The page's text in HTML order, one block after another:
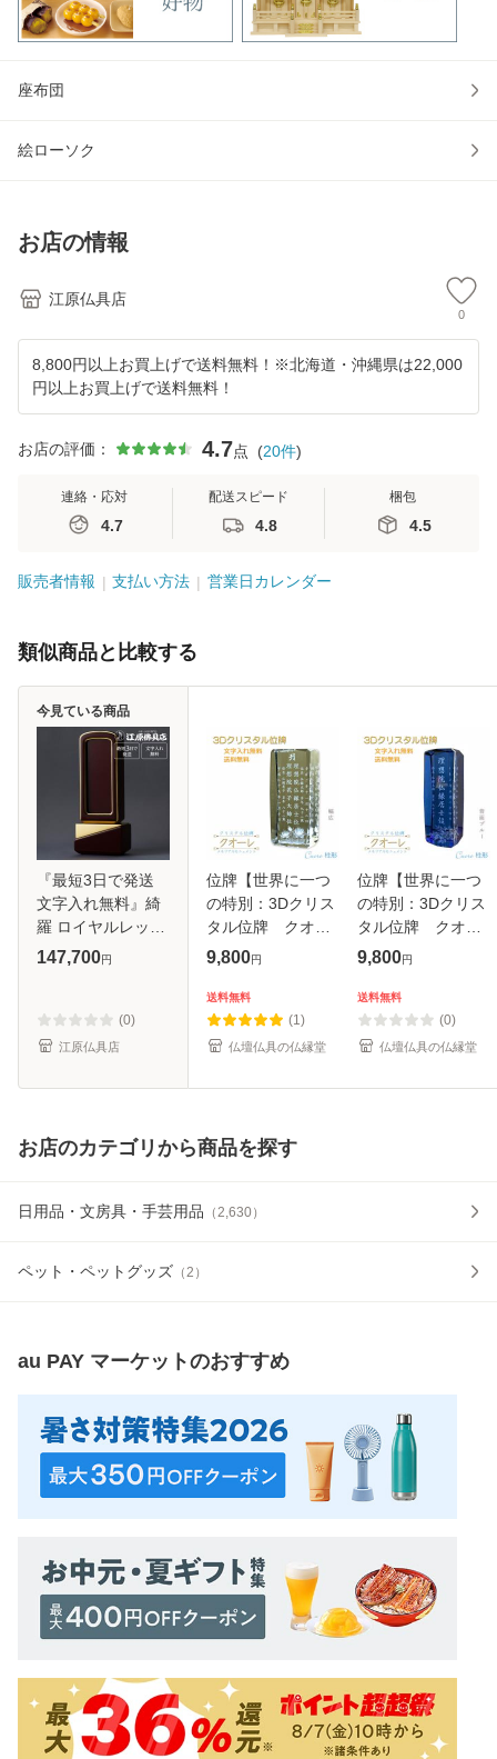
座布団
絵ローソク
お店の情報
江原仏具店
0
8,800円以上お買上げで送料無料！※北海道・沖縄県は22,000
円以上お買上げで送料無料！
お店の評価： 4.7点 (20件)
連絡・応対
4.7
配送スピード
4.8
梱包
4.5
販売者情報 支払い方法 営業日カレンダー
類似商品と比較する
『最短3日で発送
文字入れ無料』綺
羅 ロイヤルレッド
回出 繰出 5.0寸 塗
147,700円
(0)
江原仏具店
今見ている商品
位牌【世界に一つ
の特別：3Dクリス
タル位牌 クオー
レ（柱形）幅広
ン オリジナル位
牌 ガラス オー
ダーメイド 送料
9,800円
送料無料
(1)
仏壇仏具の仏縁堂
位牌【世界に一つ
の特別：3Dクリス
タル位牌 クオー
レ（柱形）背面ブ
牌 オリジナル位
牌 オーダーメイ
ド メモリアルモ
9,800円
送料無料
(0)
仏壇仏具の仏縁堂
お店のカテゴリから商品を探す
日用品・文房具・手芸用品 （2,630）
ペット・ペットグッズ （2 ）
au PAY マーケットのおすすめ